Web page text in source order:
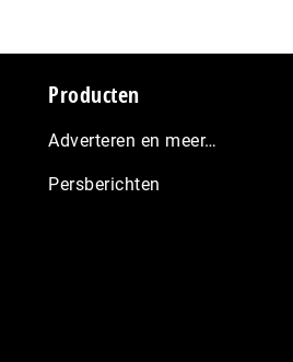
Producten
Adverteren en meer…
Persberichten